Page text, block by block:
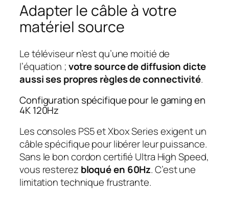
Adapter le câble à votre
matériel source
Le téléviseur n’est qu’une moitié de
l’équation ;votre source de diffusion dicte
aussi ses propres règles de connectivité.
Configuration spécifique pour le gaming en
4K 120Hz
Les consoles PS5 et Xbox Series exigent un
câble spécifique pour libérer leur puissance.
Sans le bon cordon certifié Ultra High Speed,
vous resterez bloqué en 60Hz. C’est une
limitation technique frustrante.